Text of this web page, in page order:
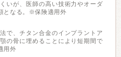
いが、医師の高い技術力やオーダ
となる。※保険適用外
で、チタン合金のインプラントア
の骨に埋めることにより短期間で
用外